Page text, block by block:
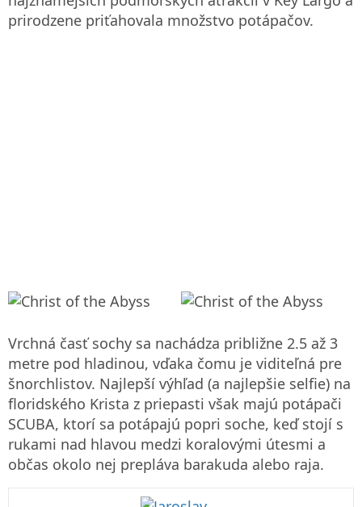
prirodzene priťahovala množstvo potápačov.
Vrchná časť sochy sa nachádza približne 2.5 až 3
metre pod hladinou, vďaka čomu je viditeľná pre
šnorchlistov. Najlepší výhľad (a najlepšie selfie) na
floridského Krista z priepasti však majú potápači
SCUBA, ktorí sa potápajú popri soche, keď stojí s
rukami nad hlavou medzi koralovými útesmi a
občas okolo nej prepláva barakuda alebo raja.